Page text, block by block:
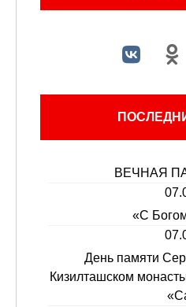
ВЕЧНАЯ
«С
День памяти
Кизилташском